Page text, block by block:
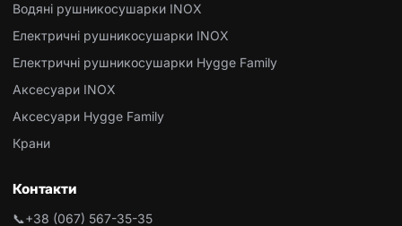
Водяні рушникосушарки INOX
Електричні рушникосушарки INOX
Електричні рушникосушарки Hygge Family
Аксесуари INOX
Аксесуари Hygge Family
Крани
Контакти
📞+38 (067) 567-35-35